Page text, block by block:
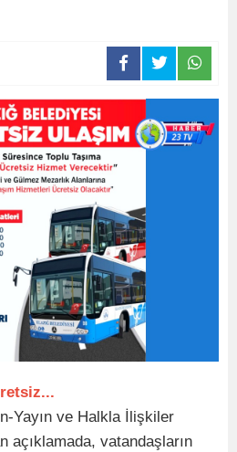
Yayın ve Halkla İlişkiler
açıklamada, vatandaşların